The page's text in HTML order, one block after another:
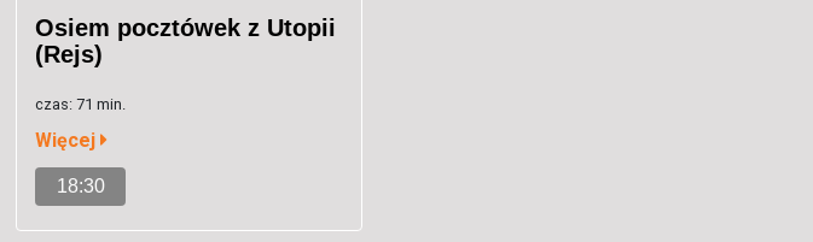
Osiem pocztówek z Utopii
(Rejs)
czas: 71 min.
Więcej
18:30